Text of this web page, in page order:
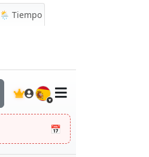
🌦️ Tiempo
🇪🇸
📅